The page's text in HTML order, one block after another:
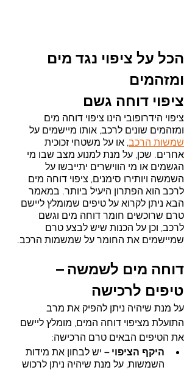
הכל על ציפוי נגד מים
ומזהמים
ציפוי דוחה גשם
ציפוי הידרופובי הינו ציפוי דוחה מים
ומזהמים שונים לרכב, אותו מיישמים על
שמשות הרכב, או על משטחי זכוכית
אחרים. שכן, על מנת למנוע מצב שבו מי
הגשמים או מי הווישרים יתייבשו על
השמשה ויותירו סימנים, ציפוי דוחה מים
לרכב הוא הפתרון היעיל ביותר. במאמר
הבא ניתן לקרוא על טיפים שמומלץ ליישם
טרם שרוכשים חומר דוחה מים וגשם
לרכב, וכן על הכנות שיש לבצע טרם
שמיישמים את החומר על שמשמות הרכב.
דוחה מים לשמשה –
טיפים לרכישה
על מנת שיהיה ניתן להפיק את מרב
התועלת מציפוי דוחה המים, מומלץ ליישם
את הטיפים הבאים טרם הרכישה:
היקף הציפוי – יש לבחון את מידות
השמשות, על מנת שיהיה ניתן לרכוש